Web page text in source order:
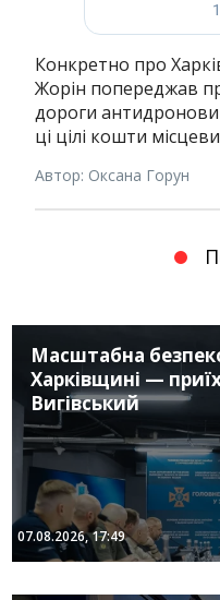
Конкретно про
Жорін попереджав
дороги
ці цілі кошти
Автор: Оксана Горун
Масштабна
Харківщині —
Вигівський
07.08.2026, 17:49